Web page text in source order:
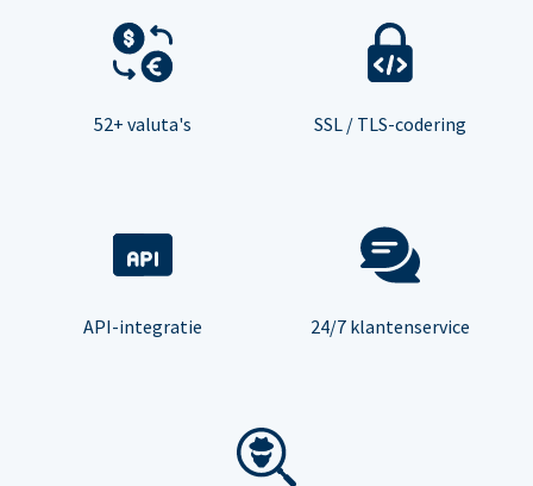
52+ valuta's SSL / TLS-codering
API-integratie 24/7 klantenservice